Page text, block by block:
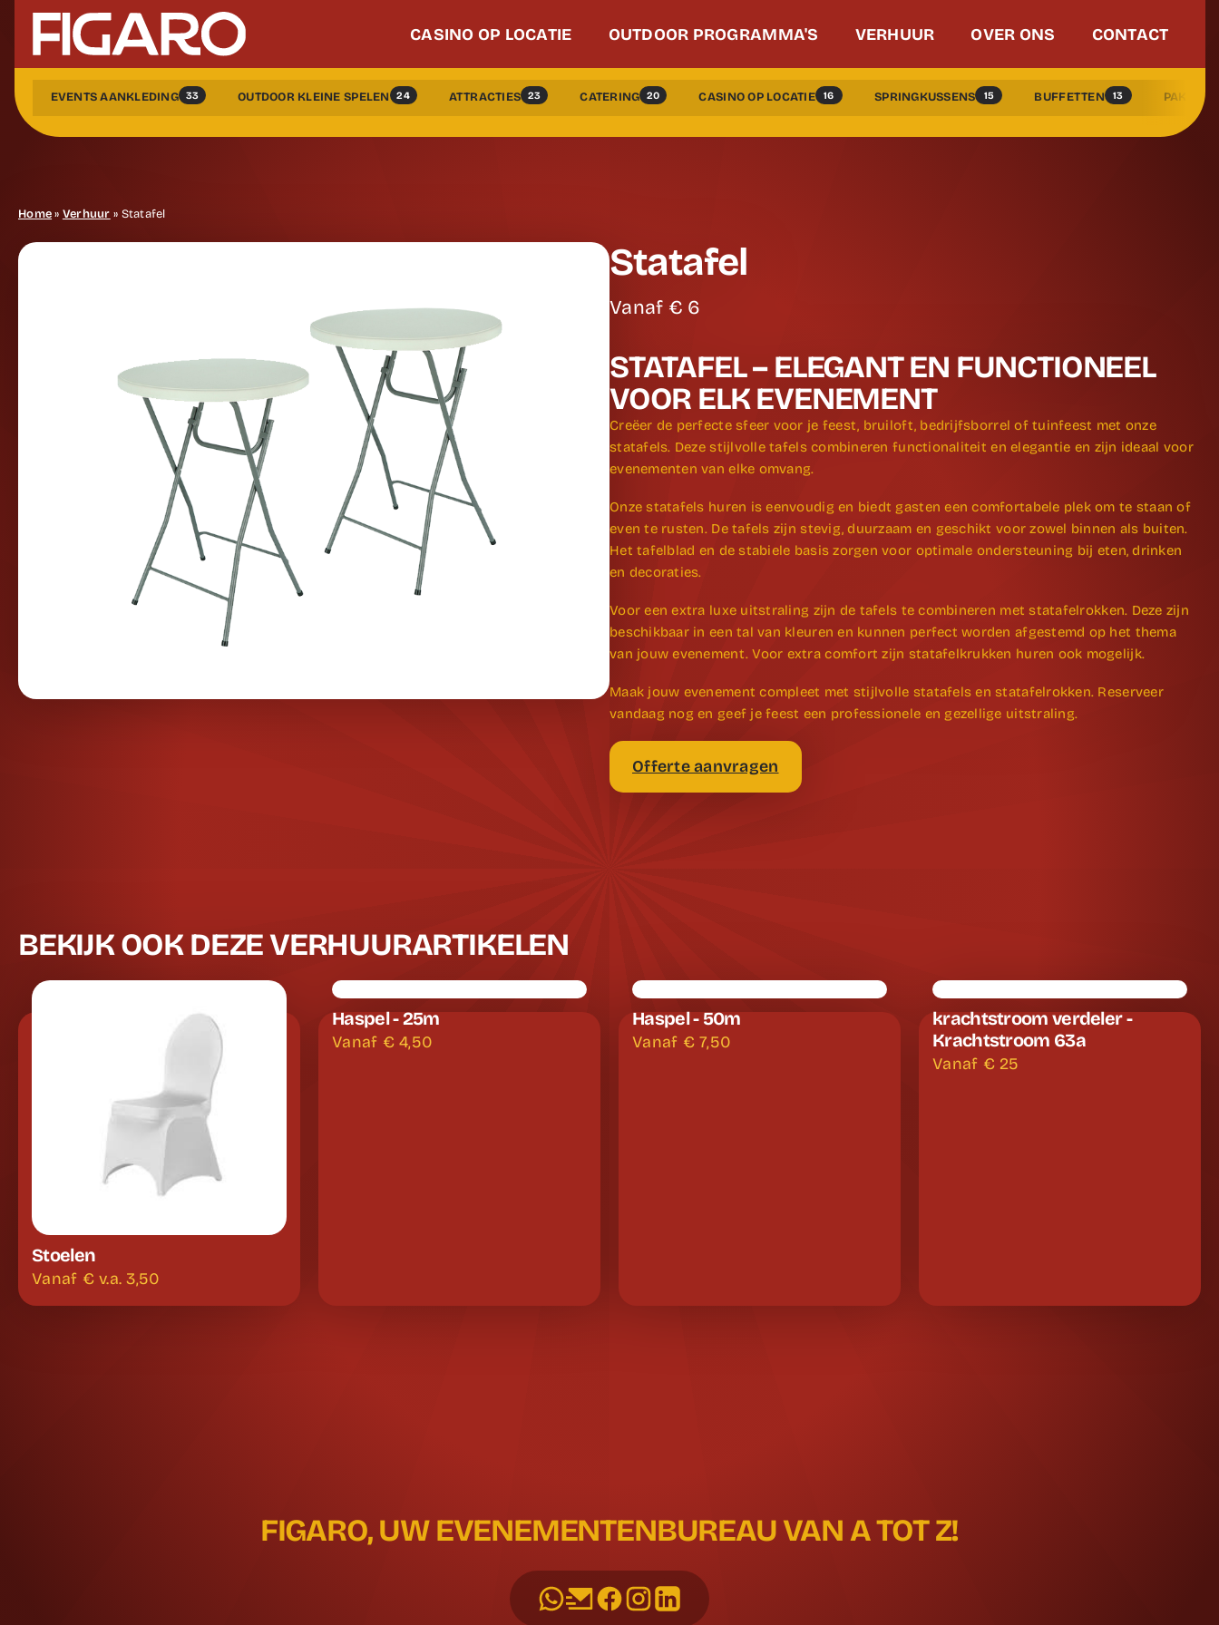
CASINO OP LOCATIE OUTDOOR PROGRAMMA'S VERHUUR OVER ONS CONTACT
EVENTS AANKLEDING 33 OUTDOOR KLEINE SPELEN 24 ATTRACTIES 23 CATERING 20 CASINO OP LOCATIE 16 SPRINGKUSSENS 15 BUFFETTEN 13 PAKKEN
Home» Verhuur » Statafel
Statafel
Vanaf € 6
STATAFEL – ELEGANT EN FUNCTIONEEL
VOOR ELK EVENEMENT
Creëer de perfecte sfeer voor je feest, bruiloft, bedrijfsborrel of tuinfeest met onze
statafels. Deze stijlvolle tafels combineren functionaliteit en elegantie en zijn ideaal voor
evenementen van elke omvang.
Onze statafels huren is eenvoudig en biedt gasten een comfortabele plek om te staan of
even te rusten. De tafels zijn stevig, duurzaam en geschikt voor zowel binnen als buiten.
Het tafelblad en de stabiele basis zorgen voor optimale ondersteuning bij eten, drinken
en decoraties.
Voor een extra luxe uitstraling zijn de tafels te combineren met statafelrokken. Deze zijn
beschikbaar in een tal van kleuren en kunnen perfect worden afgestemd op het thema
van jouw evenement. Voor extra comfort zijn statafelkrukken huren ook mogelijk.
Maak jouw evenement compleet met stijlvolle statafels en statafelrokken. Reserveer
vandaag nog en geef je feest een professionele en gezellige uitstraling.
Offerte aanvragen
BEKIJK OOK DEZE VERHUURARTIKELEN
Stoelen
Vanaf €v.a. 3,50
Haspel - 25m
Vanaf €4,50
Haspel - 50m
Vanaf €7,50
krachtstroom verdeler -
Krachtstroom 63a
Vanaf € 25
FIGARO, UW EVENEMENTENBUREAU VAN A TOT Z!